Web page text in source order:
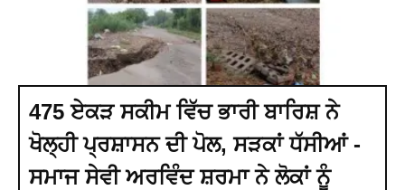
475 ਏਕੜ ਸਕੀਮ ਵਿੱਚ ਭਾਰੀ ਬਾਰਿਸ਼ ਨੇ
ਖੋਲ੍ਹੀ ਪ੍ਰਸ਼ਾਸਨ ਦੀ ਪੋਲ, ਸੜਕਾਂ ਧੱਸੀਆਂ -
ਸਮਾਜ ਸੇਵੀ ਅਰਵਿੰਦ ਸ਼ਰਮਾ ਨੇ ਲੋਕਾਂ ਨੂੰ